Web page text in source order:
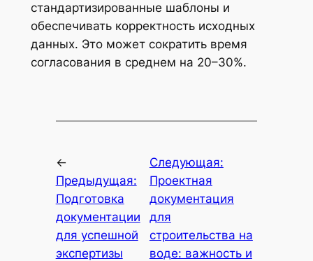
стандартизированные шаблоны и
обеспечивать корректность исходных
данных. Это может сократить время
согласования в среднем на 20–30%.
←
Предыдущая:
Подготовка
документации
для успешной
экспертизы
Следующая:
Проектная
документация
для
строительства на
воде: важность и